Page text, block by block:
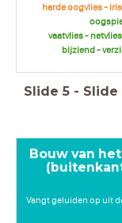
harde oogvlies -
vaatvlies -
bijziend -
Slide 5 - Slide
Bouw van
Vangt geluiden op uit